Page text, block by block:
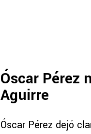
Óscar Pérez
Aguirre
Óscar Pérez dejó